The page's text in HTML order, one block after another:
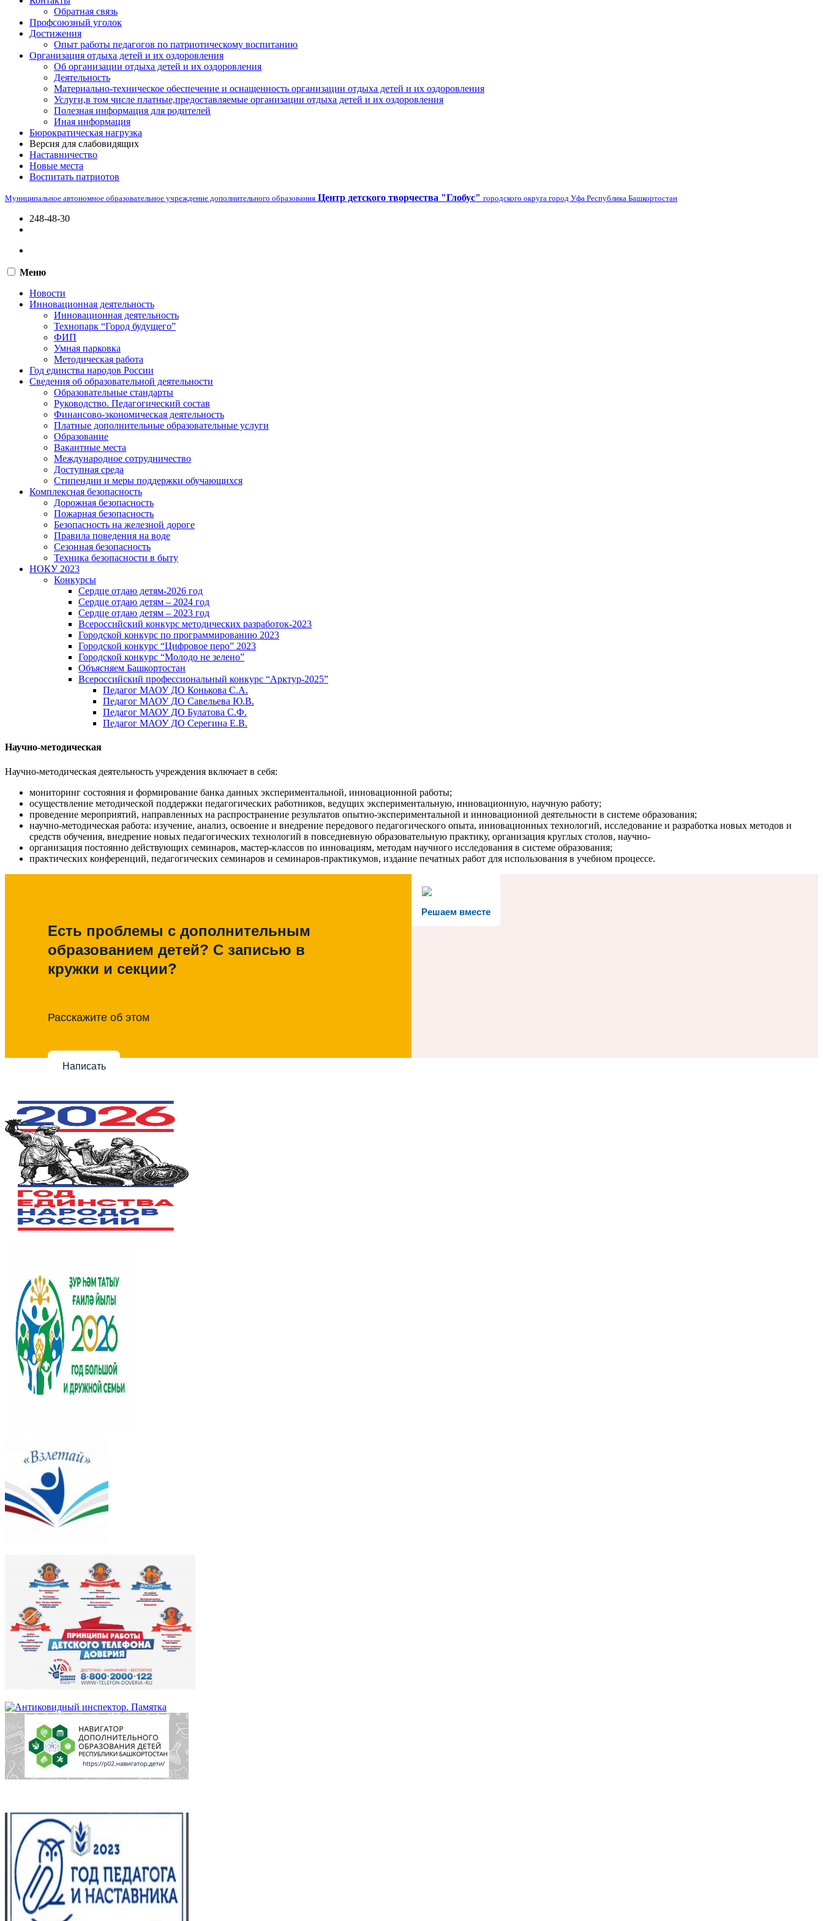
Обратная связь
Профсоюзный уголок
Достижения
Опыт работы педагогов по патриотическому воспитанию
Организация отдыха детей и их оздоровления
Об организации отдыха детей и их оздоровления
Деятельность
Материально-техническое обеспечение и оснащенность организации отдыха детей и их оздоровления
Услуги,в том числе платные,предоставляемые организации отдыха детей и их оздоровления
Полезная информация для родителей
Иная информация
Бюрократическая нагрузка
Версия для слабовидящих
Наставничество
Новые места
Воспитать патриотов
Муниципальное автономное образовательное учреждение дополнительного образования Центр детского творчества "Глобус" городского округа город Уфа Республика Башкортостан
248-48-30
Меню
Новости
Инновационная деятельность
Инновационная деятельность
Технопарк “Город будущего”
ФИП
Умная парковка
Методическая работа
Год единства народов России
Сведения об образовательной деятельности
Образовательные стандарты
Руководство. Педагогический состав
Финансово-экономическая деятельность
Платные дополнительные образовательные услуги
Образование
Вакантные места
Международное сотрудничество
Доступная среда
Стипендии и меры поддержки обучающихся
Комплексная безопасность
Дорожная безопасность
Пожарная безопасность
Безопасность на железной дороге
Правила поведения на воде
Сезонная безопасность
Техника безопасности в быту
НОКУ 2023
Конкурсы
Сердце отдаю детям-2026 год
Сердце отдаю детям – 2024 год
Сердце отдаю детям – 2023 год
Всероссийский конкурс методических разработок-2023
Городской конкурс по программированию 2023
Городской конкурс “Цифровое перо” 2023
Городской конкурс “Молодо не зелено”
Объясняем Башкортостан
Всероссийский профессиональный конкурс “Арктур-2025”
Педагог МАОУ ДО Конькова С.А.
Педагог МАОУ ДО Савельева Ю.В.
Педагог МАОУ ДО Булатова С.Ф.
Педагог МАОУ ДО Серегина Е.В.
Научно-методическая
Научно-методическая деятельность учреждения включает в себя:
мониторинг состояния и формирование банка данных экспериментальной, инновационной работы;
осуществление методической поддержки педагогических работников, ведущих экспериментальную, инновационную, научную работу;
проведение мероприятий, направленных на распространение результатов опытно-экспериментальной и инновационной деятельности в системе образования;
научно-методическая работа: изучение, анализ, освоение и внедрение передового педагогического опыта, инновационных технологий, исследование и разработка новых методов и
средств обучения, внедрение новых педагогических технологий в повседневную образовательную практику, организация круглых столов, научно-
организация постоянно действующих семинаров, мастер-классов по инновациям, методам научного исследования в системе образования;
практических конференций, педагогических семинаров и семинаров-практикумов, издание печатных работ для использования в учебном процессе.
Решаем вместе
Есть проблемы с дополнительным
образованием детей? С записью в
кружки и секции?
Расскажите об этом
Написать